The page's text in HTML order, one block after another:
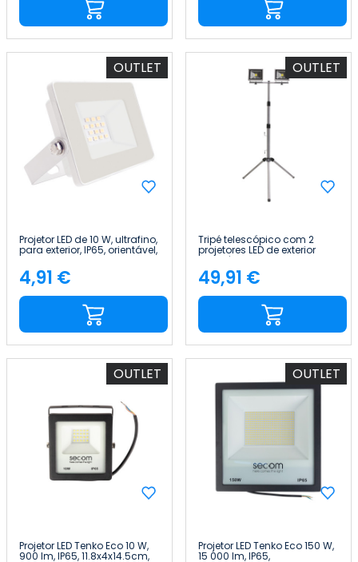
OUTLET
Projetor LED de 10 W, ultrafino,
para exterior, IP65, orientável,
branco, 4000 K, 30 000 h
7hSevenOn
Preço
4,91 €
OUTLET
Tripé telescópico com 2
projetores LED de exterior
orientáveis de 20 W cada,
em alumínio, 4000 K
7hSevenOn Outdoor
Preço
49,91 €
OUTLET
Projetor LED Tenko Eco 10 W,
900 lm, IP65, 11.8x4x14.5cm,
OUTLET
Projetor LED Tenko Eco 150 W,
15 000 lm, IP65,